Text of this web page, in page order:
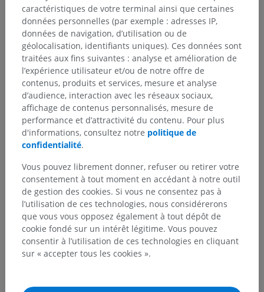
Anatomie humaine 1
Anatomie systémique > Os; Système squelettique
Squelette thoracique> Côtes [I-XII] > Côte lombale
Structures sous-jacentes :Il n'y a aucune structure
sous-jacente
Traductions
Vous avez vu une erreur ?
N’hésitez pas à nous suggérer une correction, une
traduction, une amélioration de contenu.
Signaler un problème
caractéristiques de votre terminal ainsi que certaines
données personnelles (par exemple : adresses IP,
données de navigation, d’utilisation ou de
géolocalisation, identifiants uniques). Ces données sont
traitées aux fins suivantes : analyse et amélioration de
l’expérience utilisateur et/ou de notre offre de
contenus, produits et services, mesure et analyse
d’audience, interaction avec les réseaux sociaux,
affichage de contenus personnalisés, mesure de
performance et d’attractivité du contenu. Pour plus
d'informations, consultez notre politique de
confidentialité.
Vous pouvez librement donner, refuser ou retirer votre
consentement à tout moment en accédant à notre outil
de gestion des cookies. Si vous ne consentez pas à
l’utilisation de ces technologies, nous considérerons
que vous vous opposez également à tout dépôt de
cookie fondé sur un intérêt légitime. Vous pouvez
consentir à l’utilisation de ces technologies en cliquant
sur « accepter tous les cookies ».